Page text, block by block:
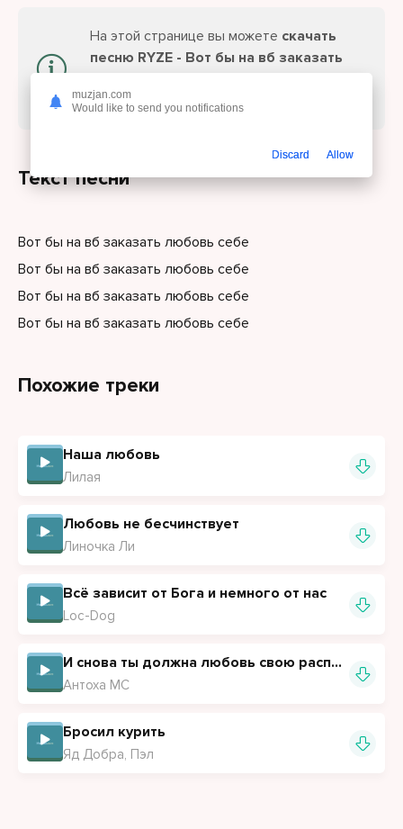
На этой странице вы можете скачать
песню RYZE - Вот бы на вб заказать
бесплатно.
Текст песни
Вот бы на вб заказать любовь себе
Вот бы на вб заказать любовь себе
Вот бы на вб заказать любовь себе
Вот бы на вб заказать любовь себе
Похожие треки
Наша любовь
Лилая
Любовь не бесчинствует
Линочка Ли
Всё зависит от Бога и немного от нас
Loc-Dog
И снова ты должна любовь свою распять
Антоха МС
Бросил курить
Яд Добра, Пэл
muzjan.com
Would like to send you notifications
Discard Allow